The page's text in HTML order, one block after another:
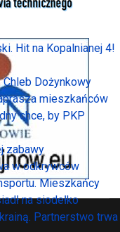
Hit na Kopalnianej 4!
Dożynkowy
mieszkańców
chce, by PKP
zabawy
w odkrywców
Mieszkańcy
na siodełko
Partnerstwo trwa